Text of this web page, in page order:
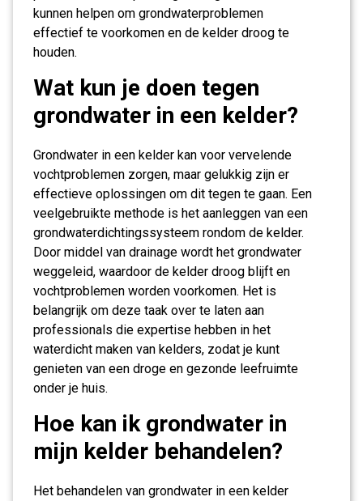
kunnen helpen om grondwaterproblemen
effectief te voorkomen en de kelder droog te
houden.
Wat kun je doen tegen
grondwater in een kelder?
Grondwater in een kelder kan voor vervelende
vochtproblemen zorgen, maar gelukkig zijn er
effectieve oplossingen om dit tegen te gaan. Een
veelgebruikte methode is het aanleggen van een
grondwaterdichtingssysteem rondom de kelder.
Door middel van drainage wordt het grondwater
weggeleid, waardoor de kelder droog blijft en
vochtproblemen worden voorkomen. Het is
belangrijk om deze taak over te laten aan
professionals die expertise hebben in het
waterdicht maken van kelders, zodat je kunt
genieten van een droge en gezonde leefruimte
onder je huis.
Hoe kan ik grondwater in
mijn kelder behandelen?
Het behandelen van grondwater in een kelder